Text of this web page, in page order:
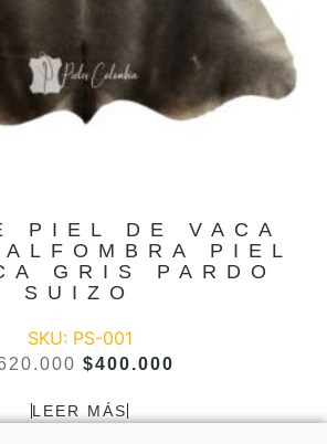
PIEL DE VACA
PIEL
GRIS PARDO
SUIZO
SKU: PS-001
$400.000
LEER MÁS